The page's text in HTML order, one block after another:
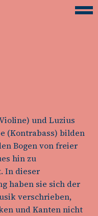
und Luzius
(Kontrabass) bilden
Bogen von freier
hin zu
In dieser
haben sie sich der
verschrieben,
und Kanten nicht